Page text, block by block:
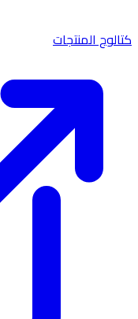
كتالوج المنتجات